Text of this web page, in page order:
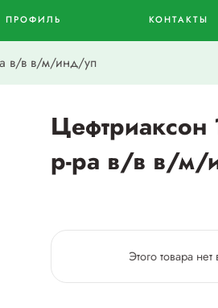
ПРОФИЛЬ КОНТАКТЫ
в/в в/м/инд/уп
р-ра в/в в/м/
Этого товара